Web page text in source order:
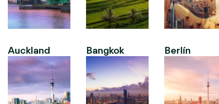
Auckland Bangkok Berlín